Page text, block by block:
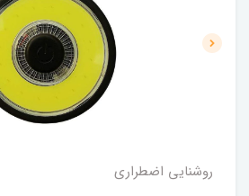
روشنایی اضطراری